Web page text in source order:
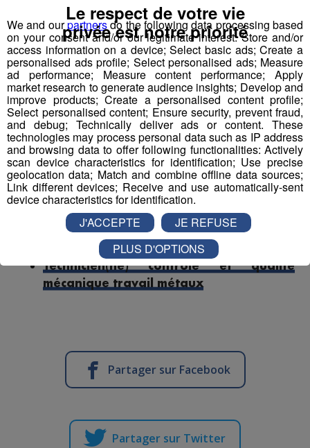
Employé polyvalent - Employée
polyvalente d'hôtellerie
Maître-nageur sauveteur - Maître
nageuse sauveteuse
Professeur de physiques
Responsable accueil restauration H-F
Serveur - Serveuse de restaurant
Serveur - serveuse
Technicien(ne) contrôle et qualité
mécanique travail métaux
Partager sur Facebook
Partager sur Twitter
We and ourpartnersdo the following data processing based
on your consent and/or our legitimate interest: Store and/or
access information on a device; Select basic ads; Create a
personalised ads profile; Select personalised ads; Measure
ad performance; Measure content performance; Apply
market research to generate audience insights; Develop and
improve products; Create a personalised content profile;
Select personalised content; Ensure security, prevent fraud,
and debug; Technically deliver ads or content. These
technologies may process personal data such as IP address
and browsing data to offer following functionalities: Actively
scan device characteristics for identification; Use precise
geolocation data; Match and combine offline data sources;
Link different devices; Receive and use automatically-sent
device characteristics for identification.
Le respect de votre vie
privée est notre priorité
J'ACCEPTE
JE REFUSE
PLUS D'OPTIONS